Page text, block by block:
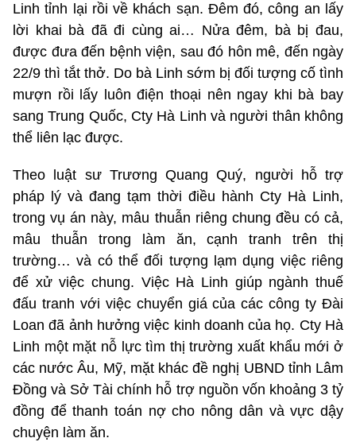
Linh tỉnh lại rồi về khách sạn. Đêm đó, công an lấy
lời khai bà đã đi cùng ai… Nửa đêm, bà bị đau,
được đưa đến bệnh viện, sau đó hôn mê, đến ngày
22/9 thì tắt thở. Do bà Linh sớm bị đối tượng cố tình
mượn rồi lấy luôn điện thoại nên ngay khi bà bay
sang Trung Quốc, Cty Hà Linh và người thân không
thể liên lạc được.
Theo luật sư Trương Quang Quý, người hỗ trợ
pháp lý và đang tạm thời điều hành Cty Hà Linh,
trong vụ án này, mâu thuẫn riêng chung đều có cả,
mâu thuẫn trong làm ăn, cạnh tranh trên thị
trường… và có thể đối tượng lạm dụng việc riêng
để xử việc chung. Việc Hà Linh giúp ngành thuế
đấu tranh với việc chuyển giá của các công ty Đài
Loan đã ảnh hưởng việc kinh doanh của họ. Cty Hà
Linh một mặt nỗ lực tìm thị trường xuất khẩu mới ở
các nước Âu, Mỹ, mặt khác đề nghị UBND tỉnh Lâm
Đồng và Sở Tài chính hỗ trợ nguồn vốn khoảng 3 tỷ
đồng để thanh toán nợ cho nông dân và vực dậy
chuyện làm ăn.